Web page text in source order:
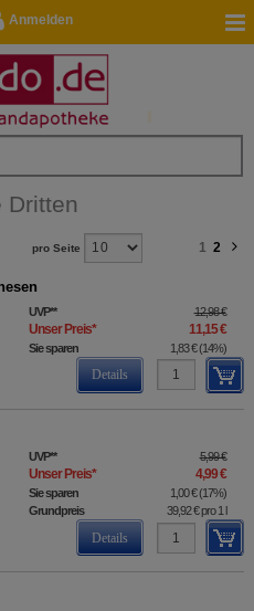
Anmelden
Dritten
pro Seite 1 2
UVP** 12,98 €
Unser Preis* 11,15 €
Sie sparen 1,83 € (14%)
Details
UVP** 5,99 €
Unser Preis* 4,99 €
Sie sparen 1,00 € (17%)
Grundpreis
39,92 €pro 1 l
Details